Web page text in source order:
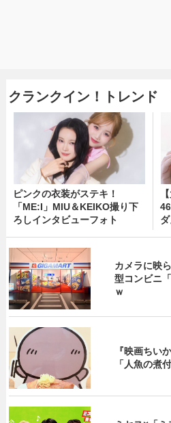
クランクイン！トレン
ピンクの衣装がステキ！
「ME:I」MIU＆KEIKO撮り下
ろしインタビューフォト
カメラに映
型コンビニ
ｗ
『映画ちい
「人魚の煮